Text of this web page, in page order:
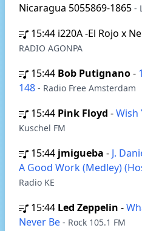
Nicaragua 5055869-1865 -
15:44 i220A -El Rojo x
RADIO AGONPA
15:44 Bob Putignano-
148 - Radio Free Amsterdam
15:44 Pink Floyd -Wish
Kuschel FM
15:44 jmigueba - J.
A Good Work (Medley)
Radio KE
15:44 Led Zeppelin -
Never Be - Rock 105.1 FM